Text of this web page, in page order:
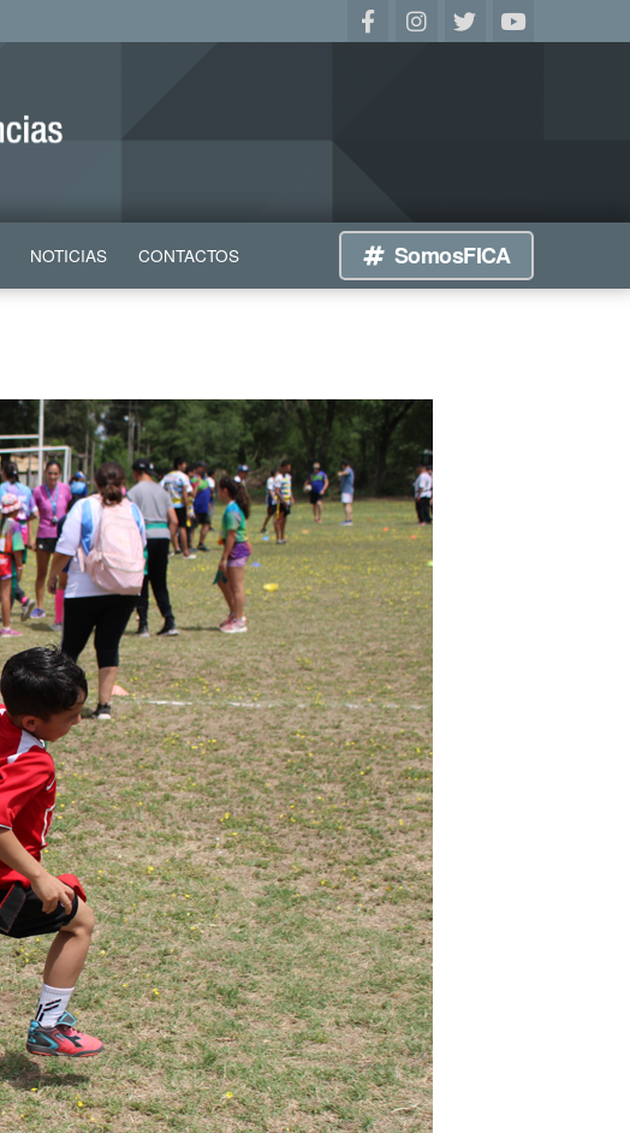
NOTICIAS CONTACTOS SomosFICA